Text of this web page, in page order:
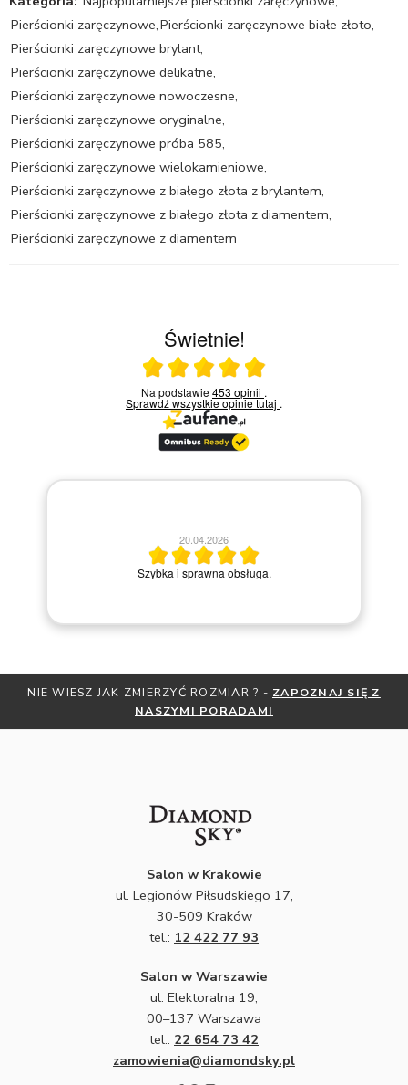
Pierścionki zaręczynowe,Pierścionki zaręczynowe białe złoto,
Pierścionki zaręczynowe brylant,
Pierścionki zaręczynowe delikatne,
Pierścionki zaręczynowe nowoczesne,
Pierścionki zaręczynowe oryginalne,
Pierścionki zaręczynowe próba 585,
Pierścionki zaręczynowe wielokamieniowe,
Pierścionki zaręczynowe z białego złota z brylantem,
Pierścionki zaręczynowe z białego złota z diamentem,
Pierścionki zaręczynowe z diamentem
Świetnie!
Ocena średnia 5 na 5
Na podstawie453 opinii .
Sprawdź wszystkie opinietutaj .
20.04.2026
Szybka i sprawna obsługa.
NIE WIESZ JAK ZMIERZYĆ ROZMIAR ? - ZAPOZNAJ SIĘ Z
NASZYMI PORADAMI
Salon w Krakowie
ul. Legionów Piłsudskiego 17,
30-509 Kraków
tel.: 12 422 77 93
Salon w Warszawie
ul. Elektoralna 19,
00–137 Warszawa
tel.: 22 654 73 42
zamowienia@diamondsky.pl